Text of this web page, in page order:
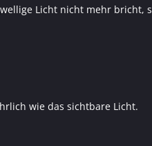
Licht nicht mehr bricht,
wie das sichtbare Licht.